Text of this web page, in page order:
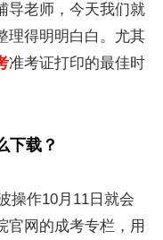
导老师，今天我们就
理得明明白白。尤其
准考证打印的最佳时
下载？
操作10月11日就会
官网的成考专栏，用